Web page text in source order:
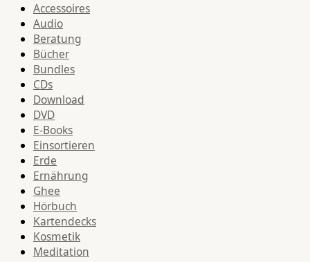
Accessoires
Audio
Beratung
Bücher
Bundles
CDs
Download
DVD
E-Books
Einsortieren
Erde
Ernährung
Ghee
Hörbuch
Kartendecks
Kosmetik
Meditation